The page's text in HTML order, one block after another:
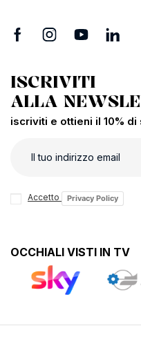
ISCRIVITI
ALLA
iscriviti e ottieni il 10%
Accetto Privacy Policy
OCCHIALI VISTI IN TV